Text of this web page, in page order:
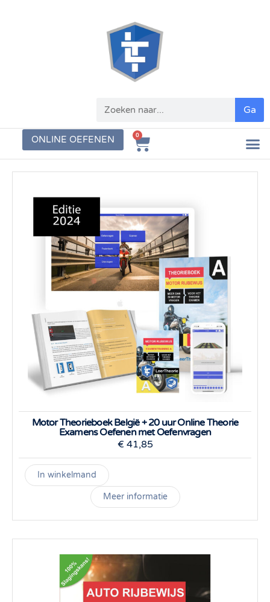
Ga
ONLINE OEFENEN 0
Motor Theorieboek België + 20 uur Online Theorie
Examens Oefenen met Oefenvragen
€ 41,85
In winkelmand
Meer informatie